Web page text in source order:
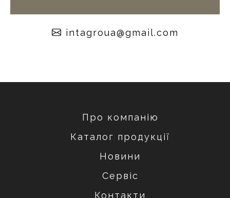
moc.liamg@auorgatni
Про компанію
Каталог продукції
Новини
Сервіс
Контакти